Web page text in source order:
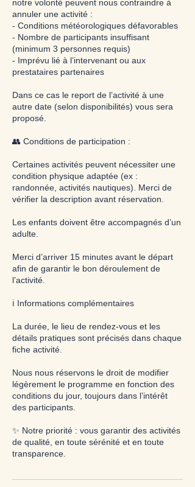
notre volonté peuvent nous contraindre à
annuler une activité :
- Conditions météorologiques défavorables
- Nombre de participants insuffisant
(minimum 3 personnes requis)
- Imprévu lié à l’intervenant ou aux
prestataires partenaires
Dans ce cas le report de l’activité à une
autre date (selon disponibilités) vous sera
proposé.
👥 Conditions de participation :
Certaines activités peuvent nécessiter une
condition physique adaptée (ex :
randonnée, activités nautiques). Merci de
vérifier la description avant réservation.
Les enfants doivent être accompagnés d’un
adulte.
Merci d’arriver 15 minutes avant le départ
afin de garantir le bon déroulement de
l’activité.
ℹ️ Informations complémentaires
La durée, le lieu de rendez-vous et les
détails pratiques sont précisés dans chaque
fiche activité.
Nous nous réservons le droit de modifier
légèrement le programme en fonction des
conditions du jour, toujours dans l’intérêt
des participants.
✨ Notre priorité : vous garantir des activités
de qualité, en toute sérénité et en toute
transparence.